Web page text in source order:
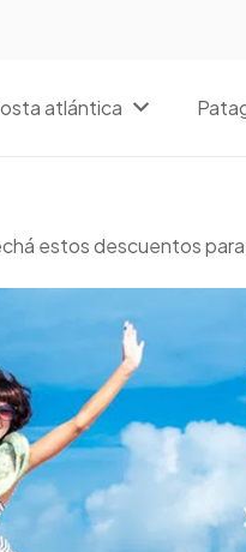
atlántica
estos descuentos